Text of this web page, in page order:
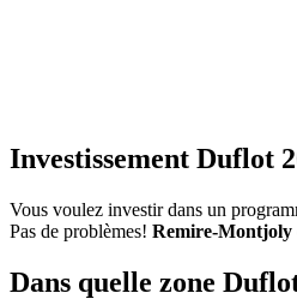
Investissement Duflot
Vous voulez investir dans un
Pas de problèmes! Remire-Montjoly
Dans quelle zone